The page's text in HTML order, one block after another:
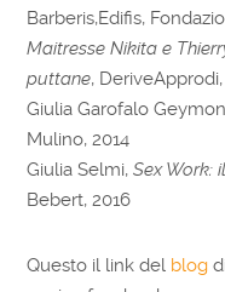
Barberis,Edifis,
Maitresse Nikita e
puttane,
Giulia Garofalo
Mulino, 2014
Giulia Selmi,Sex Work:
Bebert, 2016
Questo il link del blog